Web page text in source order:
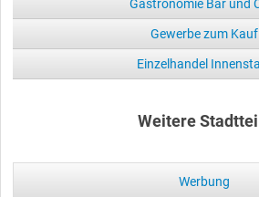
Gastronomie Bar und
Gewerbe zum Kauf
Einzelhandel
Weitere
Werbung